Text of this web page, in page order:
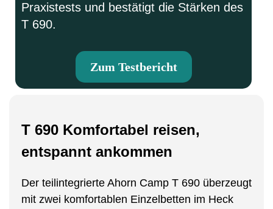
Praxistests und bestätigt die Stärken des
T 690.
Zum Testbericht
T 690 Komfortabel reisen,
entspannt ankommen
Der teilintegrierte Ahorn Camp T 690 überzeugt
mit zwei komfortablen Einzelbetten im Heck